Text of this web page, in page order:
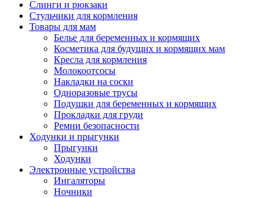
Слинги и рюкзаки
Стульчики для кормления
Товары для мам
Белье для беременных и кормящих
Косметика для будущих и кормящих мам
Кресла для кормления
Молокоотсосы
Накладки на соски
Одноразовые трусы
Подушки для беременных и кормящих
Прокладки для груди
Ремни безопасности
Ходунки и прыгунки
Прыгунки
Ходунки
Электронные устройства
Ингаляторы
Ночники